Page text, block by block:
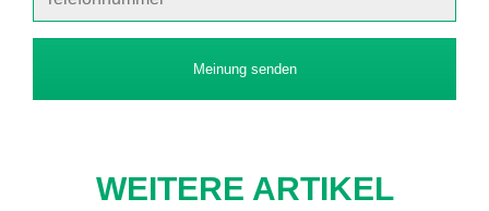
Meinung senden
WEITERE ARTIKEL